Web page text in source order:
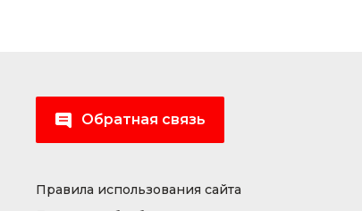
Обратная связь
Правила использования сайта